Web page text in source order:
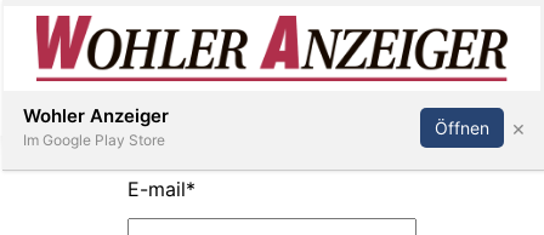
Inserieren Abonnieren Anmelden
E-mail*
Wohler Anzeiger
Im Google Play Store
Öffnen ×